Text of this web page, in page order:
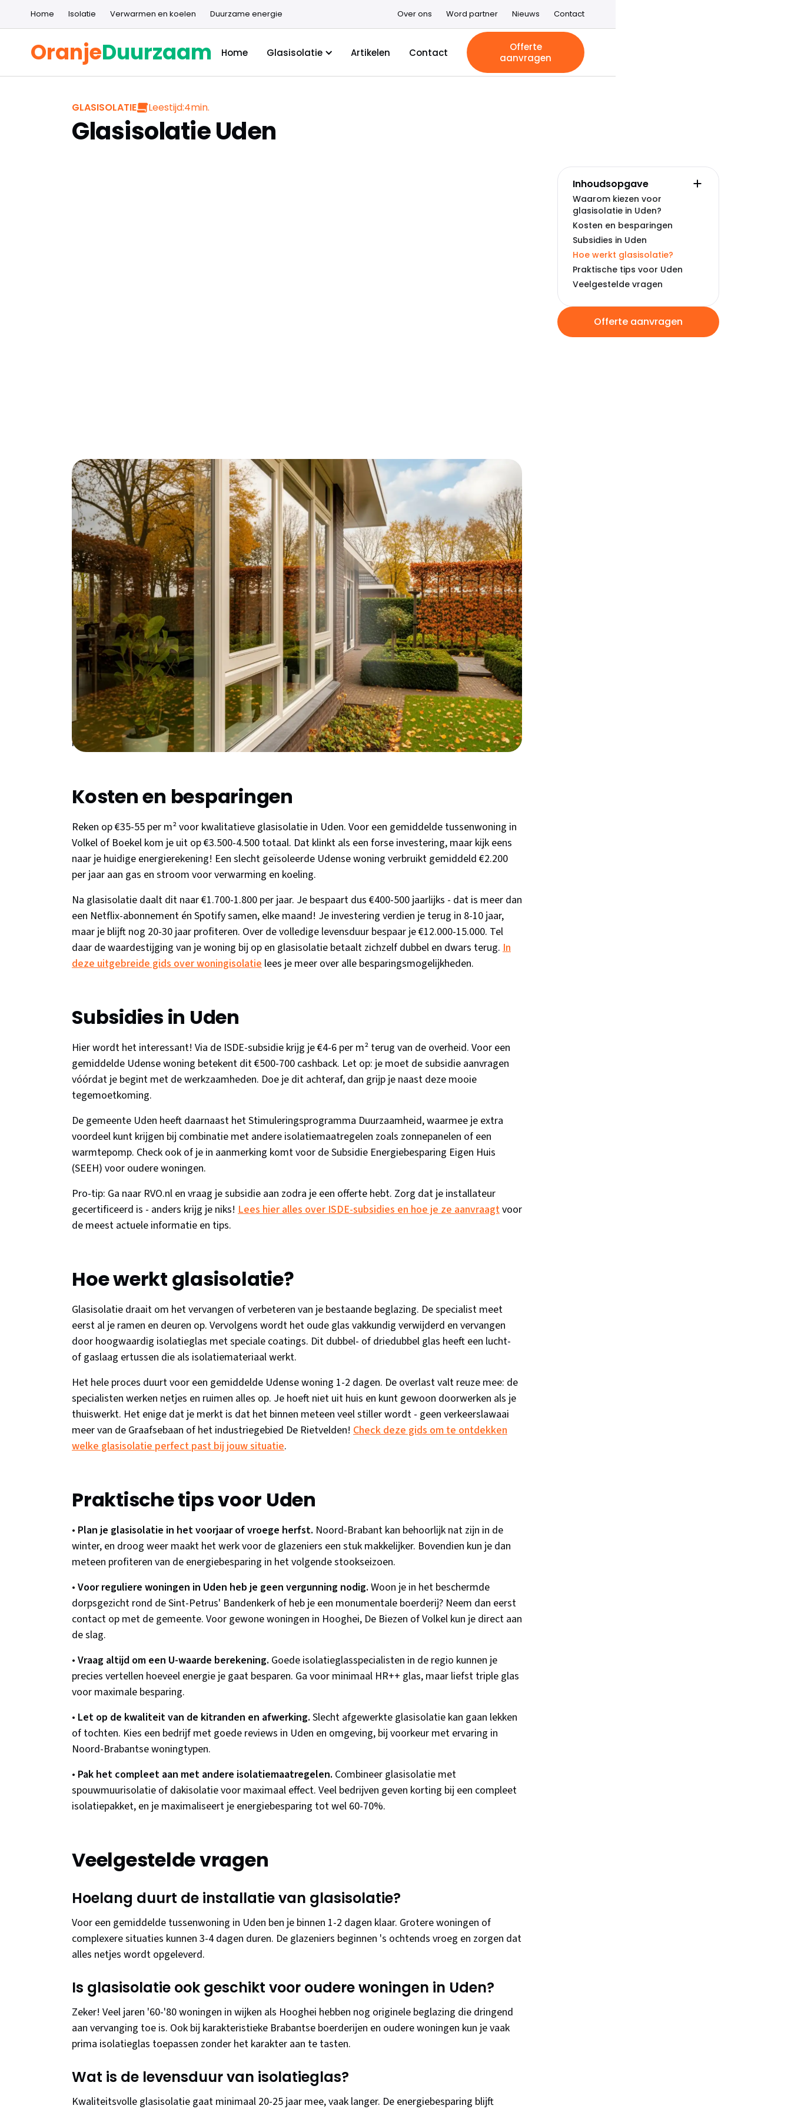
Home Isolatie Verwarmen en koelen Duurzame energie Over ons Word partner Nieuws Contact
OranjeDuurzaam Home Glasisolatie Artikelen Contact
Offerte
aanvragen
GLASISOLATIE Leestijd:4min.
Glasisolatie Uden
Glasisolatie in Uden kan je energierekening met €300-500 per jaar verlagen! In Noord-Brabant,
waar winters steeds grimmiger worden en energieprijzen door het dak gaan, is goede isolatie
geen luxe meer maar een noodzaak. Met ISDE-subsidie krijg je bovendien €500-700 terug van de
overheid.
Waarom kiezen voor glasisolatie in Uden?
Woon je in een jaren '70 woning in de Biezen of een rijtjeshuis in Hooghei? Dan heb je waarschijnlijk te
maken met spouwmuren die nog totaal niet geïsoleerd zijn. Het Noord-Brabantse klimaat is vochtig
en winderig - perfect weer om je energie letterlijk door de muren te zien verdwijnen. Veel Udense
woningen hebben nog originele beglazing uit de bouwperiode, waardoor je in de winter continu stookt
en in de zomer de airco overuren draait. Glasisolatie pakt beide problemen aan: je houdt warmte
binnen in de winter en buiten in de zomer. Met de huidige gasprijs van €1,50 per m³ en elektriciteit van
€0,40 per kWh bespaar je al snel honderden euro's per jaar. Bovendien stijgt de waarde van je woning
met €8.000-12.000 door een betere energielabel.
Kosten en besparingen
Reken op €35-55 per m² voor kwalitatieve glasisolatie in Uden. Voor een gemiddelde tussenwoning in
Volkel of Boekel kom je uit op €3.500-4.500 totaal. Dat klinkt als een forse investering, maar kijk eens
naar je huidige energierekening! Een slecht geïsoleerde Udense woning verbruikt gemiddeld €2.200
per jaar aan gas en stroom voor verwarming en koeling.
Na glasisolatie daalt dit naar €1.700-1.800 per jaar. Je bespaart dus €400-500 jaarlijks - dat is meer dan
een Netflix-abonnement én Spotify samen, elke maand! Je investering verdien je terug in 8-10 jaar,
maar je blijft nog 20-30 jaar profiteren. Over de volledige levensduur bespaar je €12.000-15.000. Tel
daar de waardestijging van je woning bij op en glasisolatie betaalt zichzelf dubbel en dwars terug. In
deze uitgebreide gids over woningisolatie lees je meer over alle besparingsmogelijkheden.
Subsidies in Uden
Hier wordt het interessant! Via de ISDE-subsidie krijg je €4-6 per m² terug van de overheid. Voor een
gemiddelde Udense woning betekent dit €500-700 cashback. Let op: je moet de subsidie aanvragen
vóórdat je begint met de werkzaamheden. Doe je dit achteraf, dan grijp je naast deze mooie
tegemoetkoming.
De gemeente Uden heeft daarnaast het Stimuleringsprogramma Duurzaamheid, waarmee je extra
voordeel kunt krijgen bij combinatie met andere isolatiemaatregelen zoals zonnepanelen of een
warmtepomp. Check ook of je in aanmerking komt voor de Subsidie Energiebesparing Eigen Huis
(SEEH) voor oudere woningen.
Pro-tip: Ga naar RVO.nl en vraag je subsidie aan zodra je een offerte hebt. Zorg dat je installateur
gecertificeerd is - anders krijg je niks! Lees hier alles over ISDE-subsidies en hoe je ze aanvraagtvoor
de meest actuele informatie en tips.
Hoe werkt glasisolatie?
Glasisolatie draait om het vervangen of verbeteren van je bestaande beglazing. De specialist meet
eerst al je ramen en deuren op. Vervolgens wordt het oude glas vakkundig verwijderd en vervangen
door hoogwaardig isolatieglas met speciale coatings. Dit dubbel- of driedubbel glas heeft een lucht-
of gaslaag ertussen die als isolatiemateriaal werkt.
Het hele proces duurt voor een gemiddelde Udense woning 1-2 dagen. De overlast valt reuze mee: de
specialisten werken netjes en ruimen alles op. Je hoeft niet uit huis en kunt gewoon doorwerken als je
thuiswerkt. Het enige dat je merkt is dat het binnen meteen veel stiller wordt - geen verkeerslawaai
meer van de Graafsebaan of het industriegebied De Rietvelden! Check deze gids om te ontdekken
welke glasisolatie perfect past bij jouw situatie.
Praktische tips voor Uden
• Plan je glasisolatie in het voorjaar of vroege herfst. Noord-Brabant kan behoorlijk nat zijn in de
winter, en droog weer maakt het werk voor de glazeniers een stuk makkelijker. Bovendien kun je dan
meteen profiteren van de energiebesparing in het volgende stookseizoen.
• Voor reguliere woningen in Uden heb je geen vergunning nodig. Woon je in het beschermde
dorpsgezicht rond de Sint-Petrus' Bandenkerk of heb je een monumentale boerderij? Neem dan eerst
contact op met de gemeente. Voor gewone woningen in Hooghei, De Biezen of Volkel kun je direct aan
de slag.
• Vraag altijd om een U-waarde berekening. Goede isolatieglasspecialisten in de regio kunnen je
precies vertellen hoeveel energie je gaat besparen. Ga voor minimaal HR++ glas, maar liefst triple glas
voor maximale besparing.
• Let op de kwaliteit van de kitranden en afwerking. Slecht afgewerkte glasisolatie kan gaan lekken
of tochten. Kies een bedrijf met goede reviews in Uden en omgeving, bij voorkeur met ervaring in
Noord-Brabantse woningtypen.
• Pak het compleet aan met andere isolatiemaatregelen. Combineer glasisolatie met
spouwmuurisolatie of dakisolatie voor maximaal effect. Veel bedrijven geven korting bij een compleet
isolatiepakket, en je maximaliseert je energiebesparing tot wel 60-70%.
Veelgestelde vragen
Hoelang duurt de installatie van glasisolatie?
Voor een gemiddelde tussenwoning in Uden ben je binnen 1-2 dagen klaar. Grotere woningen of
complexere situaties kunnen 3-4 dagen duren. De glazeniers beginnen 's ochtends vroeg en zorgen dat
alles netjes wordt opgeleverd.
Is glasisolatie ook geschikt voor oudere woningen in Uden?
Zeker! Veel jaren '60-'80 woningen in wijken als Hooghei hebben nog originele beglazing die dringend
aan vervanging toe is. Ook bij karakteristieke Brabantse boerderijen en oudere woningen kun je vaak
prima isolatieglas toepassen zonder het karakter aan te tasten.
Wat is de levensduur van isolatieglas?
Kwaliteitsvolle glasisolatie gaat minimaal 20-25 jaar mee, vaak langer. De energiebesparing blijft
Inhoudsopgave
Waarom kiezen voor
glasisolatie in Uden?
Kosten en besparingen
Subsidies in Uden
Hoe werkt glasisolatie?
Praktische tips voor Uden
Veelgestelde vragen
Offerte aanvragen